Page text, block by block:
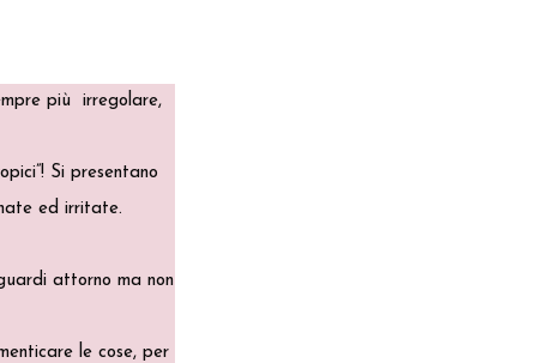
più irregolare,
Si presentano
ed irritate.
attorno ma non
le cose, per